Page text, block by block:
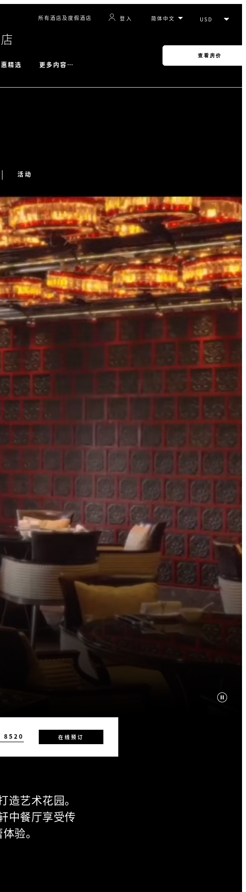
所有酒店及度假酒店 登入
精选 更多内容…
查看房价
活动
8520 在线预订
艺术花园。
中餐厅享受传
验。